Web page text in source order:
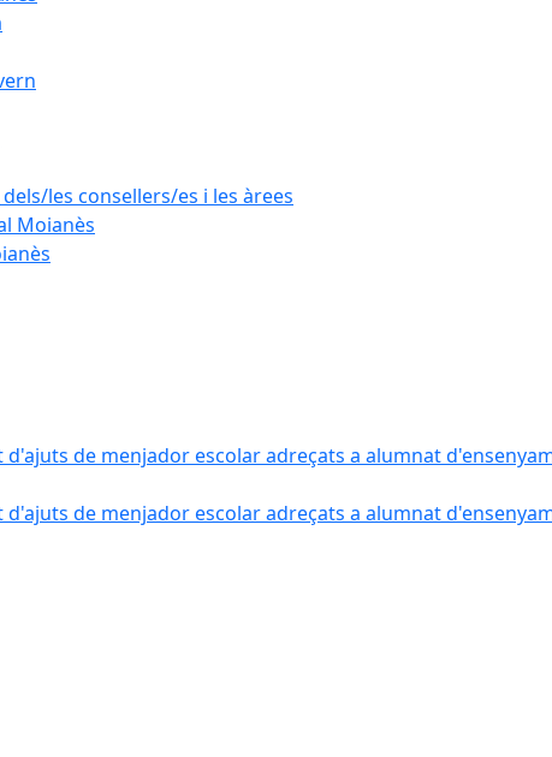
les consellers/es i les àrees
Moianès
de menjador escolar adreçats a alumnat
de menjador escolar adreçats a alumnat